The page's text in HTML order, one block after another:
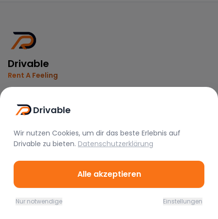
Drivable
Rent A Feeling
FAQ
Instagram
TikTok
Rechtliches
Nutzungsbedingungen
Drivable
Wir nutzen Cookies, um dir das beste Erlebnis auf
Drivable zu bieten. Datenschutzerklärung
Alle akzeptieren
Nur notwendige Einstellungen